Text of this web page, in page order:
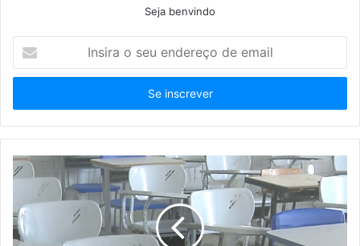
Seja benvindo
seu
de
email